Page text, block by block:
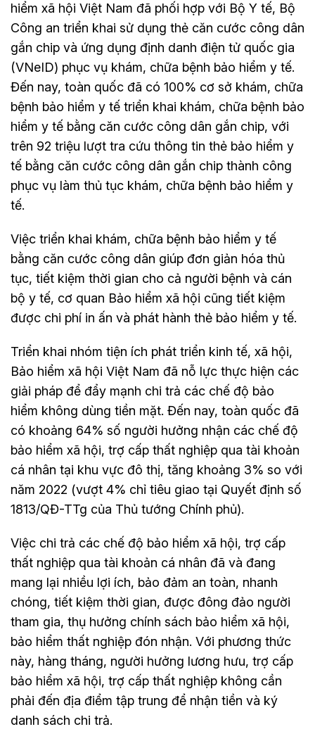
hiểm xã hội Việt Nam đã phối hợp với Bộ Y tế, Bộ
Công an triển khai sử dụng thẻ căn cước công dân
gắn chip và ứng dụng định danh điện tử quốc gia
(VNeID) phục vụ khám, chữa bệnh bảo hiểm y tế.
Đến nay, toàn quốc đã có 100% cơ sở khám, chữa
bệnh bảo hiểm y tế triển khai khám, chữa bệnh bảo
hiểm y tế bằng căn cước công dân gắn chip, với
trên 92 triệu lượt tra cứu thông tin thẻ bảo hiểm y
tế bằng căn cước công dân gắn chip thành công
phục vụ làm thủ tục khám, chữa bệnh bảo hiểm y
tế.
Việc triển khai khám, chữa bệnh bảo hiểm y tế
bằng căn cước công dân giúp đơn giản hóa thủ
tục, tiết kiệm thời gian cho cả người bệnh và cán
bộ y tế, cơ quan Bảo hiểm xã hội cũng tiết kiệm
được chi phí in ấn và phát hành thẻ bảo hiểm y tế.
Triển khai nhóm tiện ích phát triển kinh tế, xã hội,
Bảo hiểm xã hội Việt Nam đã nỗ lực thực hiện các
giải pháp để đẩy mạnh chi trả các chế độ bảo
hiểm không dùng tiền mặt. Đến nay, toàn quốc đã
có khoảng 64% số người hưởng nhận các chế độ
bảo hiểm xã hội, trợ cấp thất nghiệp qua tài khoản
cá nhân tại khu vực đô thị, tăng khoảng 3% so với
năm 2022 (vượt 4% chỉ tiêu giao tại Quyết định số
1813/QĐ-TTg của Thủ tướng Chính phủ).
Việc chi trả các chế độ bảo hiểm xã hội, trợ cấp
thất nghiệp qua tài khoản cá nhân đã và đang
mang lại nhiều lợi ích, bảo đảm an toàn, nhanh
chóng, tiết kiệm thời gian, được đông đảo người
tham gia, thụ hưởng chính sách bảo hiểm xã hội,
bảo hiểm thất nghiệp đón nhận. Với phương thức
này, hàng tháng, người hưởng lương hưu, trợ cấp
bảo hiểm xã hội, trợ cấp thất nghiệp không cần
phải đến địa điểm tập trung để nhận tiền và ký
danh sách chi trả.